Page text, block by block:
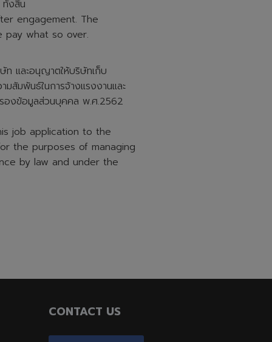
ทั้งสิ้น
engagement. The
pay what so over.
ท และอนุญาตให้บริษัทเก็บ
สัมพันธ์ในการจ้างแรงงานและ
องข้อมูลส่วนบุคคล พ.ศ.2562
job application to the
the purposes of managing
by law and under the
CONTACT US